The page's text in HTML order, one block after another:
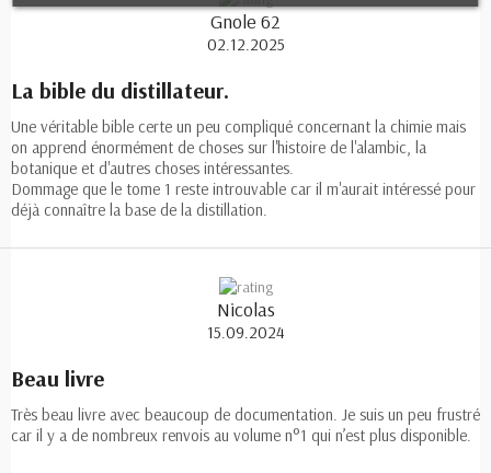
Gnole 62
02.12.2025
La bible du distillateur.
Une véritable bible certe un peu compliqué concernant la chimie mais
on apprend énormément de choses sur l'histoire de l'alambic, la
botanique et d'autres choses intéressantes.
Dommage que le tome 1 reste introuvable car il m'aurait intéressé pour
déjà connaître la base de la distillation.
Nicolas
15.09.2024
Beau livre
Très beau livre avec beaucoup de documentation. Je suis un peu frustré
car il y a de nombreux renvois au volume n°1 qui n’est plus disponible.